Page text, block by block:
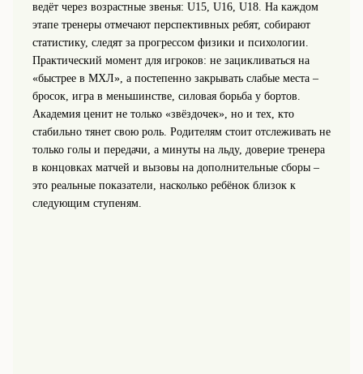
ведёт через возрастные звенья: U15, U16, U18. На каждом
этапе тренеры отмечают перспективных ребят, собирают
статистику, следят за прогрессом физики и психологии.
Практический момент для игроков: не зацикливаться на
«быстрее в МХЛ», а постепенно закрывать слабые места –
бросок, игра в меньшинстве, силовая борьба у бортов.
Академия ценит не только «звёздочек», но и тех, кто
стабильно тянет свою роль. Родителям стоит отслеживать не
только голы и передачи, а минуты на льду, доверие тренера
в концовках матчей и вызовы на дополнительные сборы –
это реальные показатели, насколько ребёнок близок к
следующим ступеням.